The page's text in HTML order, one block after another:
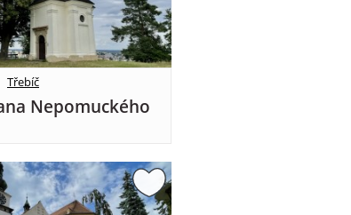
Třebíč
Nepomuckého